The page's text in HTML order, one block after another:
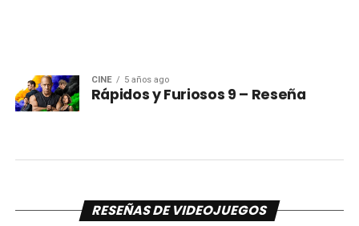
CINE 5 años ago
Rápidos y Furiosos 9 – Reseña
RESEÑAS DE VIDEOJUEGOS